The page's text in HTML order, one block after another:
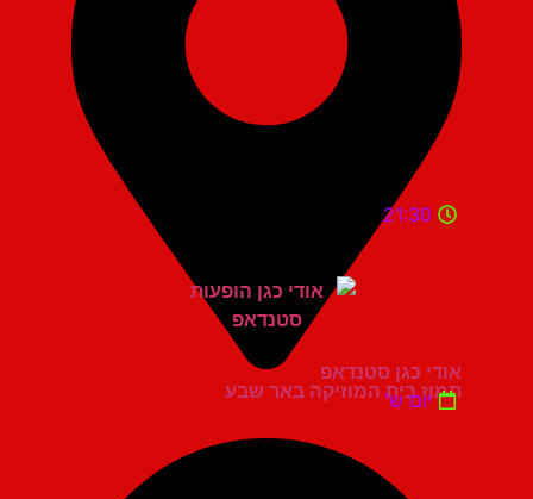
תמוז בית המוזיקה באר שבע
21:30
אודי כגן סטנדאפ
יום ש'